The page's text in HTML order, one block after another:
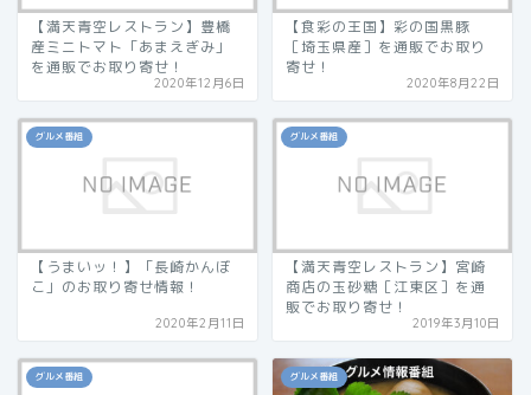
【満天青空レストラン】豊橋
産ミニトマト「あまえぎみ」
を通販でお取り寄せ！
2020年12月6日
【食彩の王国】彩の国黒豚
［埼玉県産］を通販でお取り
寄せ！
2020年8月22日
グルメ番組
【うまいッ！】「長崎かんぼ
こ」のお取り寄せ情報！
2020年2月11日
グルメ番組
【満天青空レストラン】宮崎
商店の玉砂糖［江東区］を通
販でお取り寄せ！
2019年3月10日
グルメ番組 グルメ番組